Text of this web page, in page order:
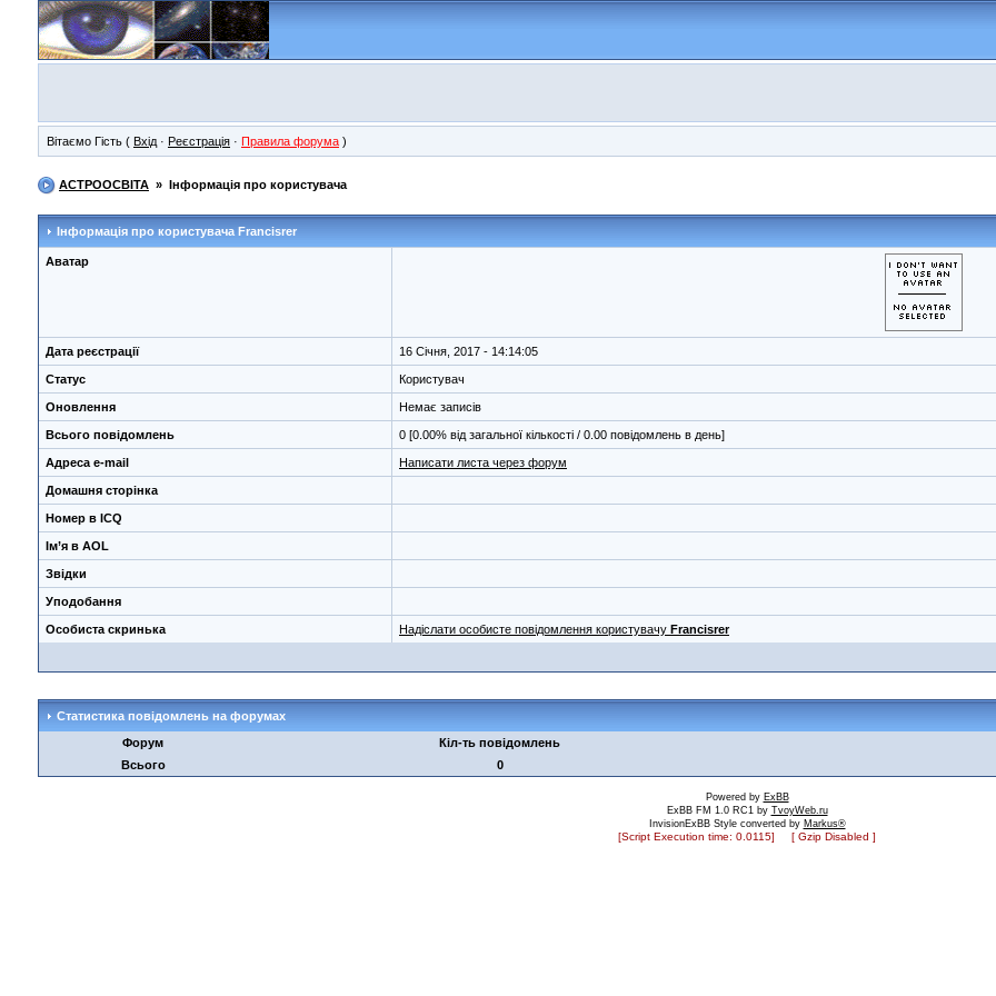
Вітаємо Гість ( Вхід · Реєстрація · Правила форума )
АСТРООСВІТА » Інформація про користувача
Інформація про користувача Francisrer
Аватар
Дата реєстрації 16 Січня, 2017 - 14:14:05
Статус Користувач
Оновлення Немає записів
Всього повідомлень 0 [0.00% від загальної кількості / 0.00 повідомлень в день]
Адреса e-mail Написати листа через форум
Домашня сторінка
Номер в ICQ
Ім’я в AOL
Звідки
Уподобання
Особиста скринька Надіслати особисте повідомлення користувачу Francisrer
Статистика повідомлень на форумах
Форум
Кіл-ть повідомлень
Всього
0
Powered by ExBB
ExBB FM 1.0 RC1 by TvoyWeb.ru
InvisionExBB Style converted by Markus®
[Script Execution time: 0.0115] [ Gzip Disabled ]